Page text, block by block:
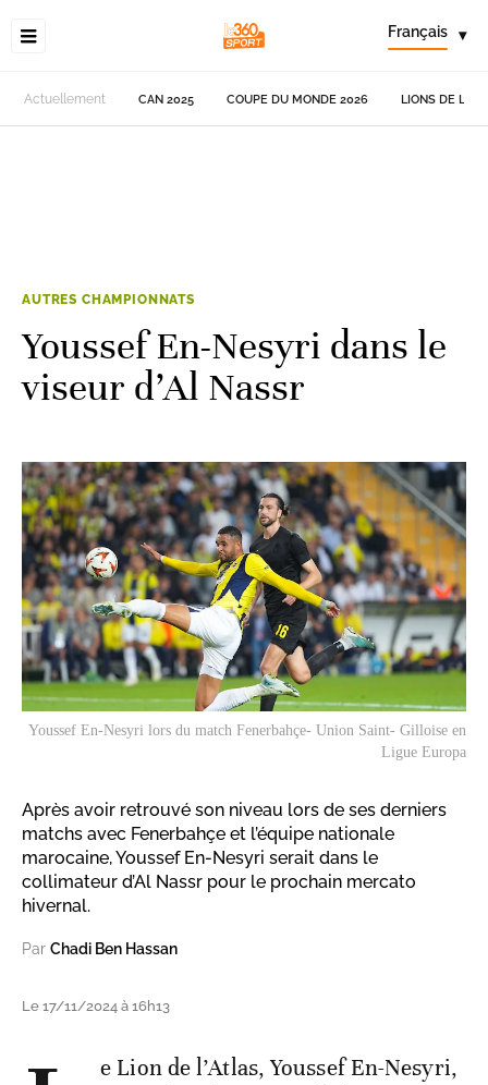
Français ▾
Actuellement CAN 2025 COUPE DU MONDE 2026 LIONS DE
AUTRES CHAMPIONNATS
Youssef En-Nesyri dans le
viseur d’Al Nassr
Youssef En-Nesyri lors du match Fenerbahçe- Union Saint- Gilloise en
Ligue Europa
Après avoir retrouvé son niveau lors de ses derniers
matchs avec Fenerbahçe et l’équipe nationale
marocaine, Youssef En-Nesyri serait dans le
collimateur d’Al Nassr pour le prochain mercato
hivernal.
Par Chadi Ben Hassan
Le 17/11/2024 à 16h13
e Lion de l’Atlas, Youssef En-Nesyri,